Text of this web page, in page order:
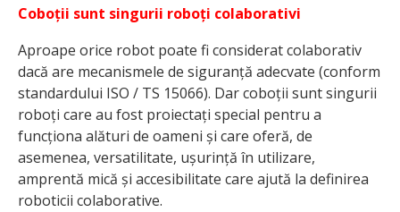
Coboții sunt singurii roboți colaborativi
Aproape orice robot poate fi considerat colaborativ
dacă are mecanismele de siguranță adecvate (conform
standardului ISO / TS 15066). Dar coboții sunt singurii
roboți care au fost proiectați special pentru a
funcționa alături de oameni și care oferă, de
asemenea, versatilitate, ușurință în utilizare,
amprentă mică și accesibilitate care ajută la definirea
roboticii colaborative.